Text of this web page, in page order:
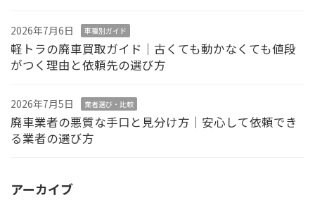
2026年7月6日 車種別ガイド
軽トラの廃車買取ガイド｜古くても動かなくても値段
がつく理由と依頼先の選び方
2026年7月5日 業者選び・比較
廃車業者の悪質な手口と見分け方｜安心して依頼でき
る業者の選び方
アーカイブ